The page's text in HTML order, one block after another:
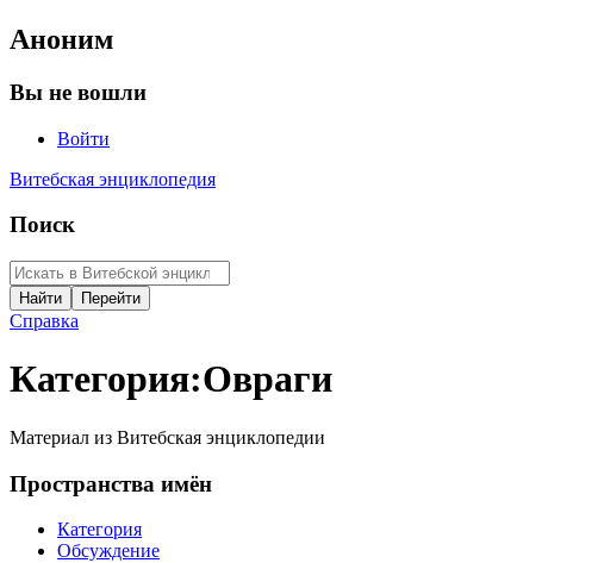
Аноним
Вы не вошли
Войти
Витебская энциклопедия
Поиск
Справка
Категория:Овраги
Материал из Витебская энциклопедии
Пространства имён
Категория
Обсуждение